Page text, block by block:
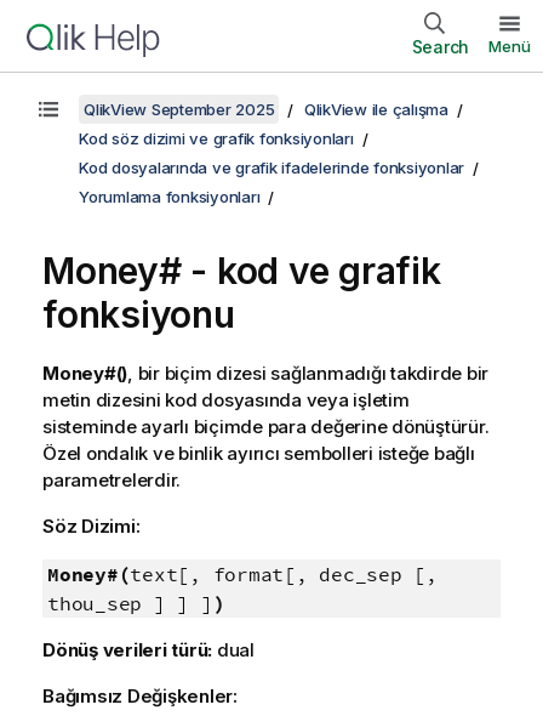
Search Menü
QlikView September 2025
QlikView ile çalışma
Kod söz dizimi ve grafik fonksiyonları
Kod dosyalarında ve grafik ifadelerinde fonksiyonlar
Yorumlama fonksiyonları
Money# - kod ve grafik
fonksiyonu
Money#(), bir biçim dizesi sağlanmadığı takdirde bir
metin dizesini kod dosyasında veya işletim
sisteminde ayarlı biçimde para değerine dönüştürür.
Özel ondalık ve binlik ayırıcı sembolleri isteğe bağlı
parametrelerdir.
Söz Dizimi:
Money#(text[, format[, dec_sep [,
thou_sep ] ] ] )
Dönüş verileri türü: dual
Bağımsız Değişkenler: